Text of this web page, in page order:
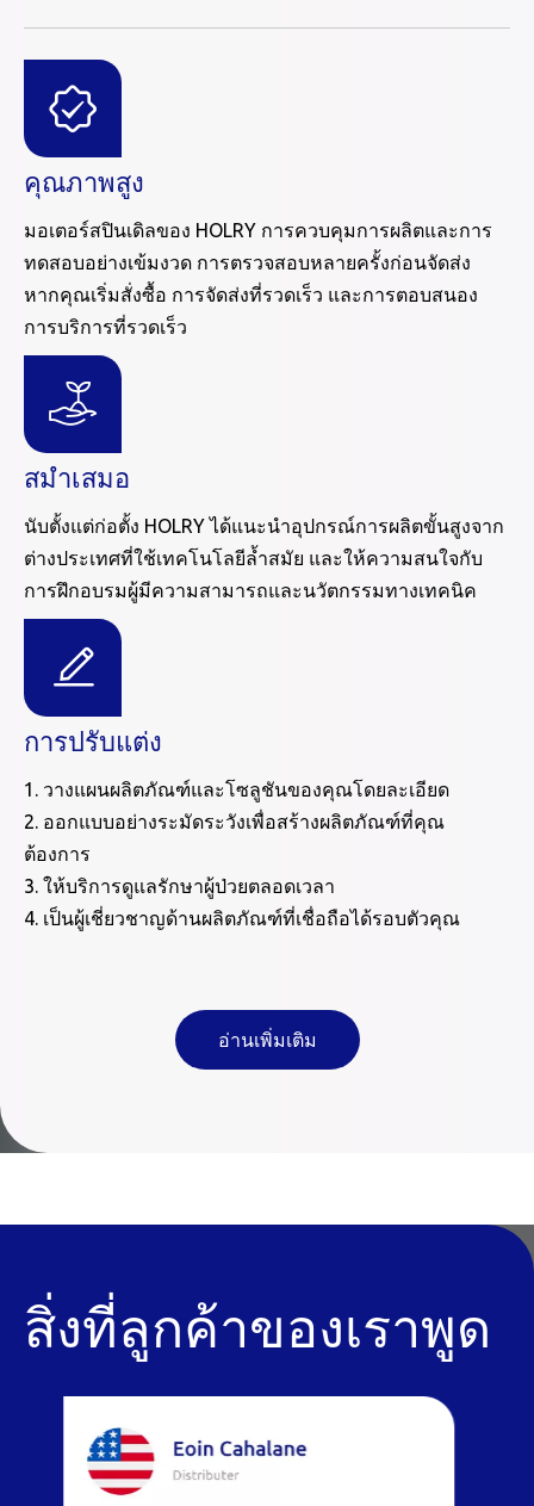
คุณภาพสูง
มอเตอร์สปินเดิลของ HOLRY การควบคุมการผลิตและการ
ทดสอบอย่างเข้มงวด การตรวจสอบหลายครั้งก่อนจัดส่ง
หากคุณเริ่มสั่งซื้อ การจัดส่งที่รวดเร็ว และการตอบสนอง
การบริการที่รวดเร็ว
สม่ำเสมอ
นับตั้งแต่ก่อตั้ง HOLRY ได้แนะนำอุปกรณ์การผลิตขั้นสูงจาก
ต่างประเทศที่ใช้เทคโนโลยีล้ำสมัย และให้ความสนใจกับ
การฝึกอบรมผู้มีความสามารถและนวัตกรรมทางเทคนิค
การปรับแต่ง
1. วางแผนผลิตภัณฑ์และโซลูชันของคุณโดยละเอียด
2. ออกแบบอย่างระมัดระวังเพื่อสร้างผลิตภัณฑ์ที่คุณ
ต้องการ
3. ให้บริการดูแลรักษาผู้ป่วยตลอดเวลา
4. เป็นผู้เชี่ยวชาญด้านผลิตภัณฑ์ที่เชื่อถือได้รอบตัวคุณ
อ่านเพิ่มเติม
สิ่งที่ลูกค้าของเราพูด